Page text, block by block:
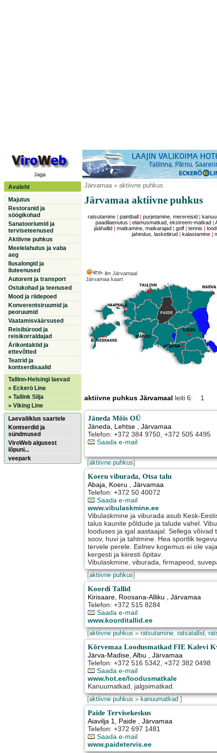
Jaga
Avaleht
Majutus
Restoranid ja
söögikohad
Sanatooriumid ja
terviseteenused
Aktiivne puhkus
Meelelahutus ja vaba
aeg
Ilusalongid ja
iluteenused
Autorent ja transport
Ostukohad ja teenused
Mood ja riidepoed
Konverentsiruumid ja
peoruumid
Vaatamisväärsused
Reisibürood ja
reisikorraldajad
Ärikontaktid ja
ettevõtted
Teatrid ja
kontserdisaalid
Tallinn-Helsingi laevad
» Eckerö Line
» Tallink Silja
» Viking Line
Laevaliiklus saartele
Kontserdid ja
sündmused
ViroWeb algusest
lõpuni...
veepark
Järvamaa» aktiivne puhkus
Järvamaa aktiivne puhkus
ratsutamine| paintball purjetamine, merereisid
paadilaenutus
|elamusmatkad, ekstreem-matkad |
jäähallid
matkamine, matkarajad golf| tennis
jahindus, lasketiirud
kalastamine |
ilm Järvamaal
Järvamaa kaart
aktiivne puhkus Järvamaal leiti 6: 1
Jäneda Mõis OÜ
Jäneda, Lehtse , Järvamaa
Telefon: +372 384 9750, +372 505 4495
Saada e-mail
[aktiivne puhkus]
Koeru viburada, Otsa talu
Abaja, Koeru , Järvamaa
Telefon: +372 50 40072
Saada e-mail
www.vibulaskmine.ee
Vibulaskmine ja viburada asub Kesk-
talus kaunite põldude ja talude vahel.
looduses ja igal aastaajal. Sellega võivad
soov, huvi ja tahtmine. Hea sportlik
tervele perele. Eelnev kogemus ei ole
kergesti ja kiiresti õpitav.
Vibulaskmine, viburada, firmapeod,
[aktiivne puhkus]
Koordi Tallid
Kirisaare, Roosana-Alliku , Järvamaa
Telefon: +372 515 8284
Saada e-mail
www.koorditallid.ee
[aktiivne puhkus»ratsutamine, ratsatallid,
Kõrvemaa Loodusmatkad FIE Kalevi
Järva-Madise,Albu , Järvamaa
Telefon: +372 516 5342, +372 382 0498
Saada e-mail
www.hot.ee/loodusmatkale
Kanuumatkad, jalgsimatkad.
[aktiivne puhkus»kanuumatkad]
Paide Tervisekeskus
Aiavilja 1, Paide , Järvamaa
Telefon: +372 697 1481
Saada e-mail
www.paidetervis.ee